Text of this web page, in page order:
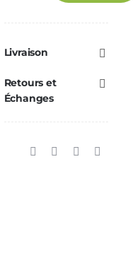
DEKO
Livraison
Retours et
Échanges